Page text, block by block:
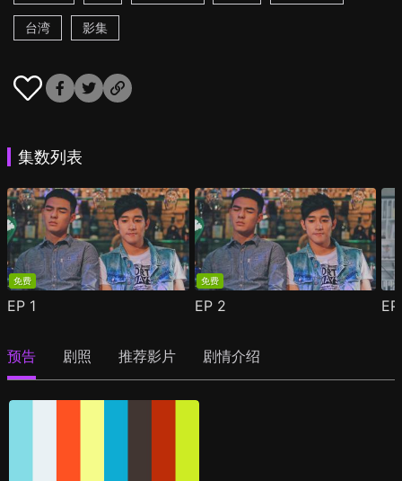
台湾 影集
集数列表
免费
EP 1
免费
EP 2
预告 剧照 推荐影片 剧情介绍